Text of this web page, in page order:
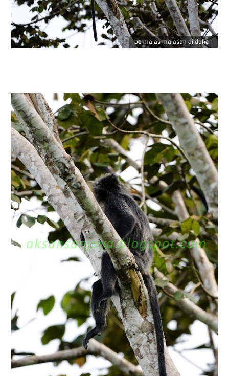
bermalas-malasan di dahan